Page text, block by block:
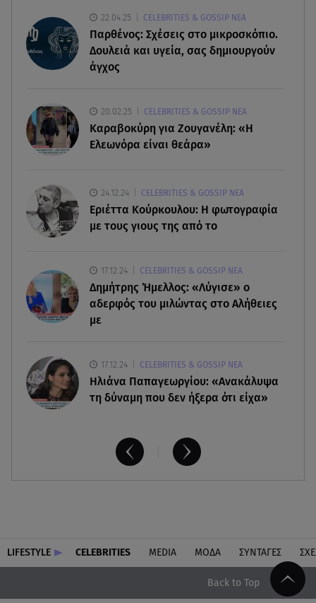
Ερυθρός Σταυρός: Άγρια επίθεση σε νοσηλεύτρια
στα Επείγοντα
bar όπου πνίγηκε ο 4χρονος
09.08.26 , 12:20
Hyundai και Healthy Seas: Καθάρισαν 36 τόνους
09.08.26 , 12:13
Οι ερωτικές προβλέψεις για την εβδομάδα
10/08/2026 - 16/08/2026
09.08.26 , 12:00
Πώς να αποσυνδεθείς (ρεαλιστικά) από το άγχος
στις διακοπές
22.04.25 CELEBRITIES & GOSSIP ΝΕΑ
Παρθένος: Σχέσεις στο μικροσκόπιο.
Δουλειά και υγεία, σας δημιουργούν
άγχος
20.02.25 CELEBRITIES & GOSSIP ΝΕΑ
Καραβοκύρη για Ζουγανέλη: «Η
Ελεωνόρα είναι θεάρα»
24.12.24 CELEBRITIES & GOSSIP ΝΕΑ
Εριέττα Κούρκουλου: Η φωτογραφία
με τους γιους της από το
17.12.24 CELEBRITIES & GOSSIP ΝΕΑ
Δημήτρης Ήμελλος: «Λύγισε» ο
αδερφός του μιλώντας στο Αλήθειες
με
17.12.24 CELEBRITIES & GOSSIP ΝΕΑ
Ηλιάνα Παπαγεωργίου: «Ανακάλυψα
τη δύναμη που δεν ήξερα ότι είχα»
LIFESTYLE CELEBRITIES MEDIA ΜΟΔΑ ΣΥΝΤΑΓΕΣ
Back to Top